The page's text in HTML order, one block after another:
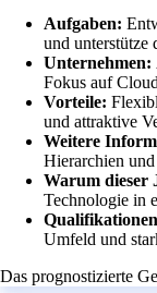
Aufgaben:
und unterstütze
Unternehmen:
Fokus auf
Vorteile:
und attraktive
Weitere
Hierarchien
Warum dieser
Technologie in
Umfeld und
Das prognostizierte